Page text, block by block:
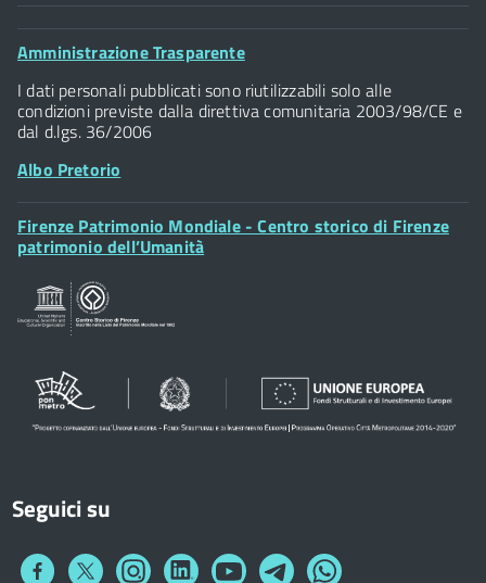
Comune di Firenze
Palazzo Vecchio
Piazza della Signoria - 50122, Firenze
P.IVA 01307110484
Posta Elettronica Certificata
Footer
Amministrazione Trasparente
I dati personali pubblicati sono riutilizzabili solo alle
condizioni previste dalla direttiva comunitaria 2003/98/CE e
dal d.lgs. 36/2006
Albo Pretorio
Footer
Widget
Firenze Patrimonio Mondiale - Centro storico di Firenze
patrimonio dell’Umanità
Seguici su
Collegamento
CollegamentoCollegamentoCollegamentoCollegamento
CollegamentoCollegamento